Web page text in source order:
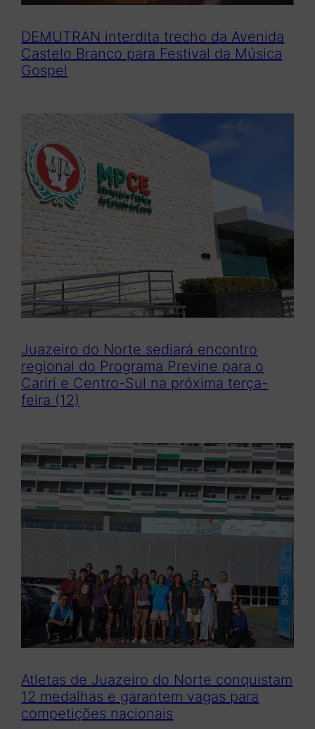
DEMUTRAN interdita trecho da Avenida
Castelo Branco para Festival da Música
Gospel
Juazeiro do Norte sediará encontro
regional do Programa Previne para o
Cariri e Centro-Sul na próxima terça-
feira (12)
Atletas de Juazeiro do Norte conquistam
12 medalhas e garantem vagas para
competições nacionais